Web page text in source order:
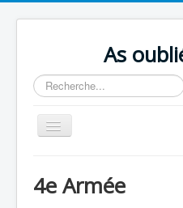
As
Rechercher
Basculer
la
Chronologie
4e Armée